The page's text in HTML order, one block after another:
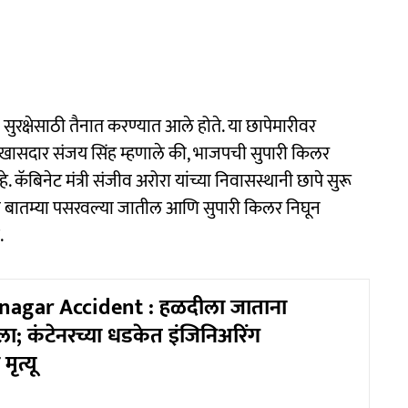
तैनात करण्यात आले होते. या छापेमारीवर
संजय सिंह म्हणाले की, भाजपची सुपारी किलर
मंत्री संजीव अरोरा यांच्या निवासस्थानी छापे सुरू
पसरवल्या जातील आणि सुपारी किलर निघून
Accident : हळदीला जाताना
कंटेनरच्या धडकेत इंजिनिअरिंग
मृत्यू